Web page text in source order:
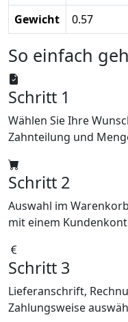
Gewicht 0.57
So einfach
Schritt 1
Wählen Sie Ihre
Zahnteilung und
Schritt 2
Auswahl im
mit einem
Schritt 3
Lieferanschrift,
Zahlungsweise